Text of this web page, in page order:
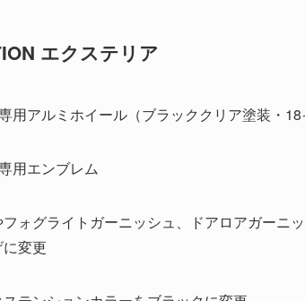
エクステリア
用アルミホイール（ブラッククリア塗装・18
用エンブレム
ォグライトガーニッシュ、ドアロアガーニ
変更